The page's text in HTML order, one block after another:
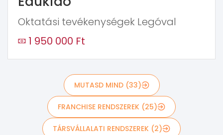
Oktatási tevékenységek Legóval
1 950 000 Ft
MUTASD MIND (33)
FRANCHISE RENDSZEREK (25)
TÁRSVÁLLALATI RENDSZEREK (2)